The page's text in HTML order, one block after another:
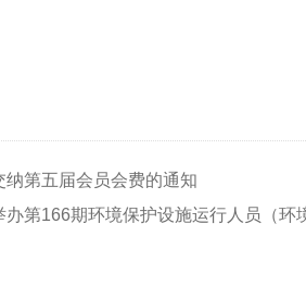
纳第五届会员会费的通知
办第166期环境保护设施运行人员（